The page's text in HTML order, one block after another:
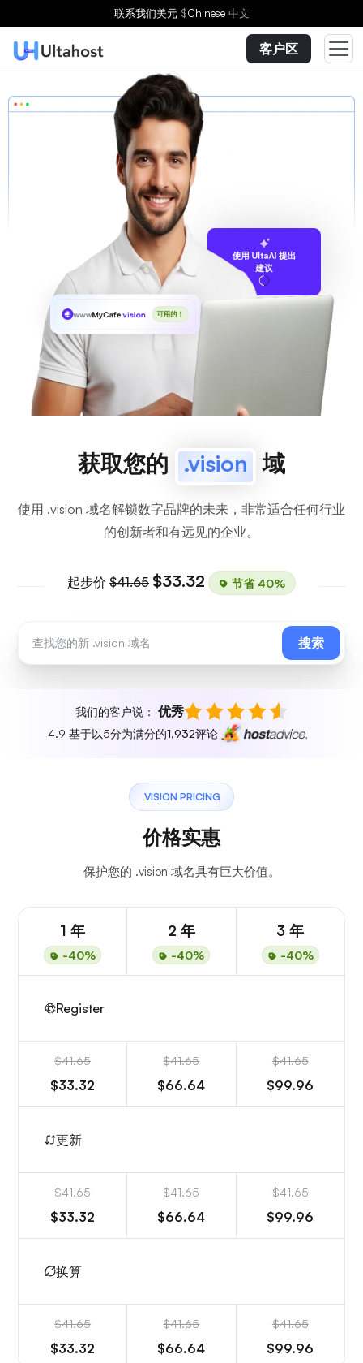
联系我们美元 $Chinese 中文
客户区
使用 UltaAI 提出
建议
wwwMyCafe.vision 可用的！
获取您的 .vision 域
使用 .vision 域名解锁数字品牌的未来，非常适合任何行业
的创新者和有远见的企业。
起步价 $41.65 $33.32 节省 40%
搜索
我们的客户说： 优秀
4.9 基于以5分为满分的1,932评论
.VISION PRICING
价格实惠
保护您的 .vision 域名具有巨大价值。
1 年
-40%
2 年
-40%
3 年
-40%
Register
$41.65
$33.32
$41.65
$66.64
$41.65
$99.96
更新
$41.65
$33.32
$41.65
$66.64
$41.65
$99.96
换算
$41.65
$33.32
$41.65
$66.64
$41.65
$99.96